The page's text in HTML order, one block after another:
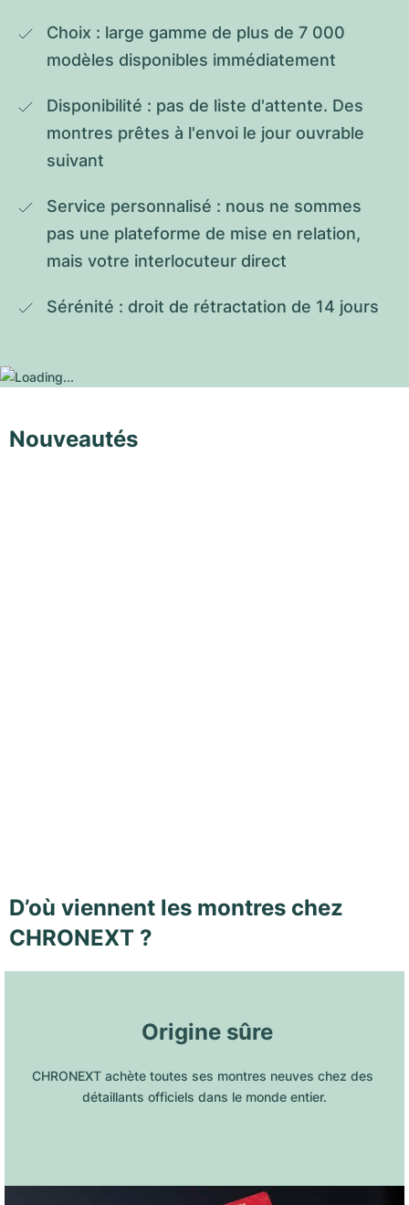
Choix : large gamme de plus de 7 000
modèles disponibles immédiatement
Disponibilité : pas de liste d'attente. Des
montres prêtes à l'envoi le jour ouvrable
suivant
Service personnalisé : nous ne sommes
pas une plateforme de mise en relation,
mais votre interlocuteur direct
Sérénité : droit de rétractation de 14 jours
Nouveautés
D’où viennent les montres chez
CHRONEXT ?
Origine sûre
CHRONEXT achète toutes ses montres neuves chez des
détaillants officiels dans le monde entier.